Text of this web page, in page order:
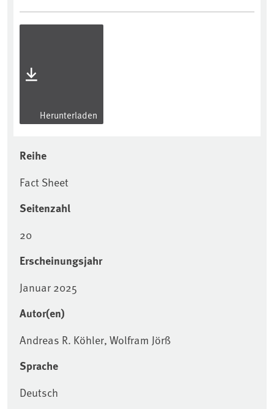
Herunterladen
Reihe
Fact Sheet
Seitenzahl
20
Erscheinungsjahr
Januar 2025
Autor(en)
Andreas R. Köhler, Wolfram Jörß
Sprache
Deutsch